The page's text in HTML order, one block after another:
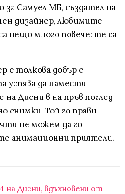
Самуел МБ, създател на
дизайнер, любимите
нещо много повече: те са
е толкова добър с
успява да намести
Дисни в на пръв поглед
снимки. Той го прави
не можем да го
анимационни приятели.
на Дисни, вдъхновени от